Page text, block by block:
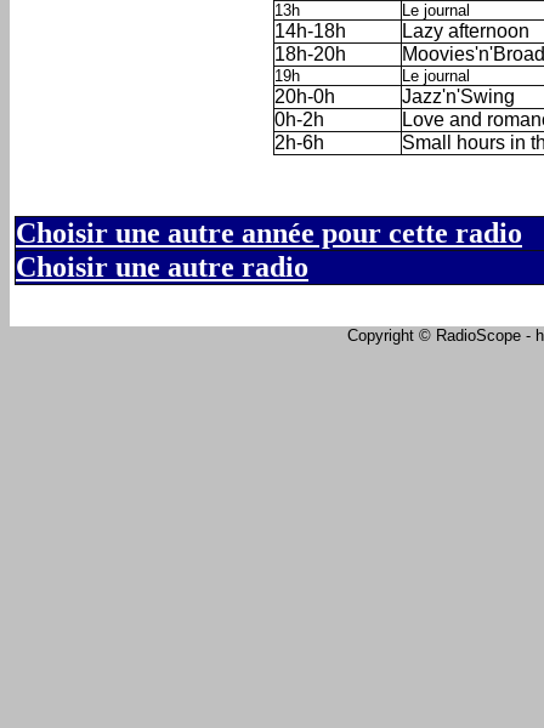
13h Le journal
14h-18h
Lazy afternoon
18h-20h
19h Le journal
20h-0h
Jazz'n'Swing
0h-2h
Love and
2h-6h
Small hours in
Choisir une autre année pour cette radio
Choisir une autre radio
Copyright © RadioScope -